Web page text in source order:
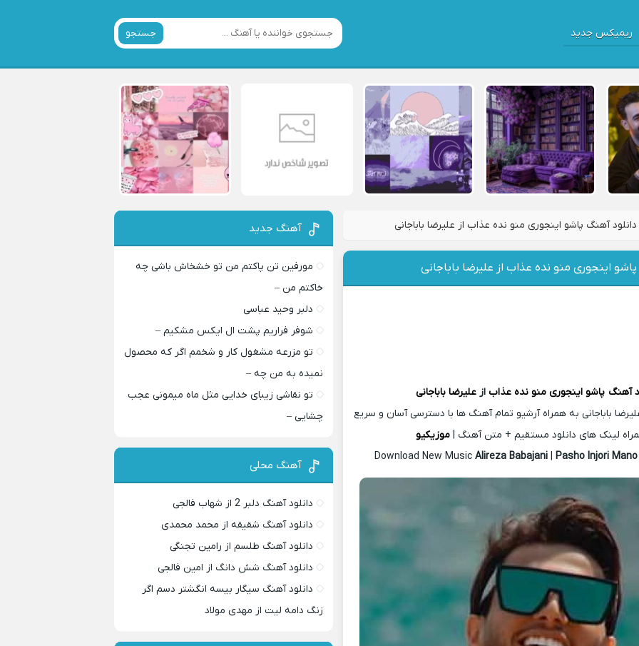
ریمیکس جدید جستجو
دانلود آهنگ پاشو اینجوری منو نده عذاب از علیرضا باباجانی
اینجوری منو نده عذاب از علیرضا باباجانی
آهنگ پاشو اینجوری منو نده عذاب از علیرضا باباجانی
باباجانی به همراه آرشیو تمام آهنگ ها با دسترسی آسان و سریع
لینک های دانلود مستقیم + متن آهنگ | موزیکیو
Download New Music Alireza Babajani| Pasho Injori
آهنگ جدید
مورفین تن پاکتم من تو خشخاش باشی چه
خاکتم من –
دلبر وحید عباسی
شوفر فراریم پشت ال ایکس مشکیم –
تو مزرعه مشغول کار و شخمم اگر که محصول
نمیده به من چه –
تو نقاشی زیبای خدایی مثل ماه میمونی عجب
چشایی –
آهنگ محلی
دانلود آهنگ دلبر 2 از شهاب فالجی
دانلود آهنگ شقیقه از محمد محمدی
دانلود آهنگ طلسم از رامین تجنگی
دانلود آهنگ شش دانگ از امین فالجی
دانلود آهنگ سیگار بیسه انگشتر دسم اگر
زنگ دامه لیت از مهدی مولاد